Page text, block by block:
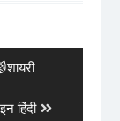
हिंदी